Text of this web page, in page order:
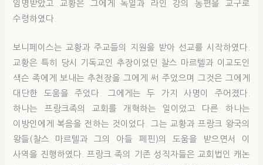
임명받았고 교황은 그에게 독일과 라인 강의 동편을 교구로
수령하였다.
보니페이스는 교황과 주교들의 지원을 받아 선교를 시작하였다.
교황은 특히 당시 기독교인 추장이었던 찰스 마르텔과 이교도인
색슨 족에게 보내는 추천장을 그에게 써 주었으며 그것은 그에게
대단한 도움을 주었다. 그에게는 두 가지 사명이 주어졌다.
하나는 프랑크족의 교회를 개혁하는 일이었고 다른 하나는
이방인에게 복음을 전하는 것이었다. 그는 교황과 프랑크 왕국의
왕들(찰스 마르텔과 그의 아들 페핀)의 도움을 받으면서 이
사역을 진행하였다. 프랑크 족의 기존 성직자들은 교회법인 캐논